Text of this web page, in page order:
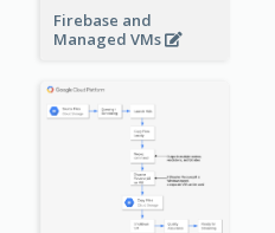
Firebase and
Managed VMs